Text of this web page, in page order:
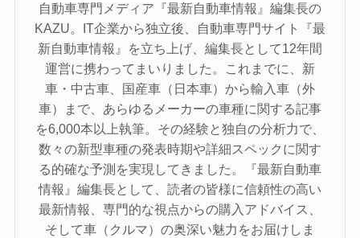
自動車専門メディア『最新自動車情報』編集長の
KAZU。IT企業から独立後、自動車専門サイト『最
新自動車情報』を立ち上げ、編集長として12年間
運営に携わってまいりました。これまでに、新
車・中古車、国産車（日本車）から輸入車（外
車）まで、あらゆるメーカーの車種に関する記事
を6,000本以上執筆。その経験と独自の分析力で、
数々の新型車種の発表時期や詳細スペックに関す
る的確な予測を実現してきました。『最新自動車
情報』編集長として、読者の皆様に信頼性の高い
最新情報、専門的な視点からの購入アドバイス、
そして車（クルマ）の奥深い魅力をお届けしま